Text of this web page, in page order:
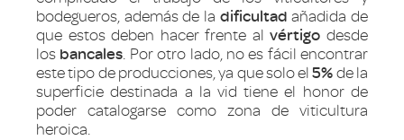
bodegueros, además de la dificultad añadida de
que estos deben hacer frente alvértigo desde
los bancales. Por otro lado, no es fácil encontrar
este tipo de producciones, ya que solo el5% de la
superficie destinada a la vid tiene el honor de
poder catalogarse como zona de viticultura
heroica.